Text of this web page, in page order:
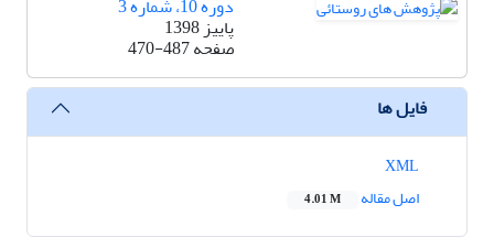
دوره 10، شماره 3
پاییز 1398
صفحه470-487
فایل ها
اصل مقاله
4.01 M